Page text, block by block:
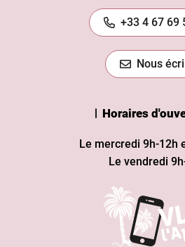
+33 4 67 69
Nous
Horaires
Le mercredi 9h-12h
Le vendredi